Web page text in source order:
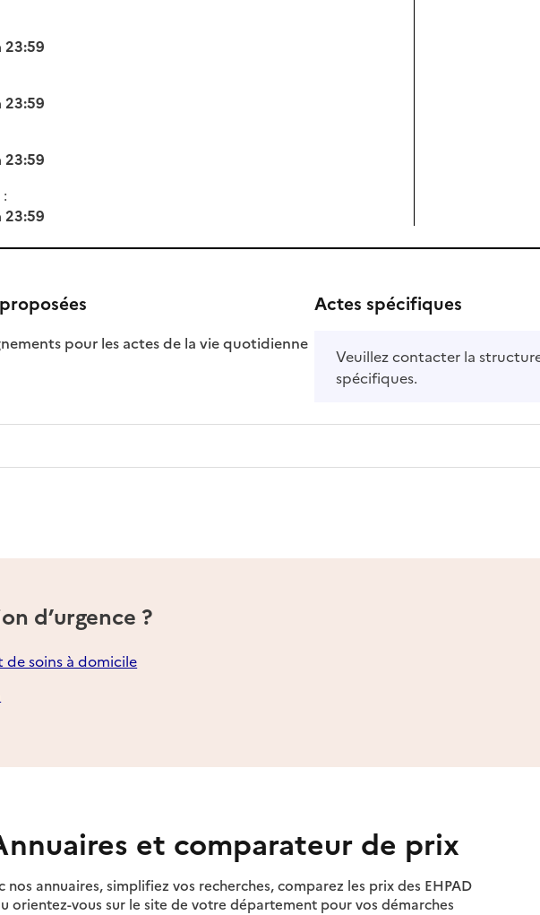
23:59
23:59
23:59
23:59
pour les actes de la vie quotidienne
Actes spécifiques
Veuillez contacter la
spécifiques.
d’urgence ?
de soins à domicile
et comparateur de prix
nos annuaires, simplifiez vos recherches, comparez les prix des EHPAD
orientez-vous sur le site de votre département pour vos démarches